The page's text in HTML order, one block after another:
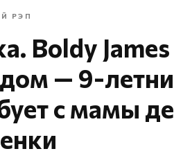
РЭП
Boldy
— 9-
с мамы